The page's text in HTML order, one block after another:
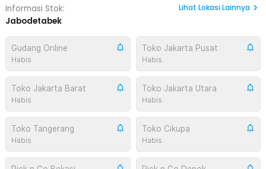
Informasi Stok:
Jabodetabek
Lihat Lokasi Lainnya
Gudang Online
Habis
Toko Jakarta Pusat
Habis
Toko Jakarta Barat
Habis
Toko Jakarta Utara
Habis
Toko Tangerang
Habis
Toko Cikupa
Habis